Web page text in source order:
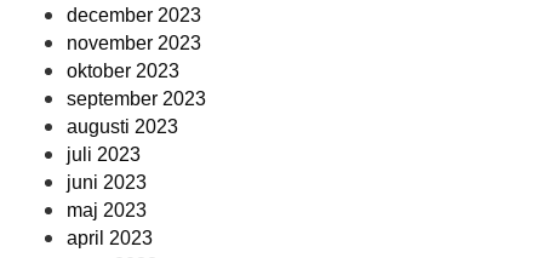
december 2023
november 2023
oktober 2023
september 2023
augusti 2023
juli 2023
juni 2023
maj 2023
april 2023